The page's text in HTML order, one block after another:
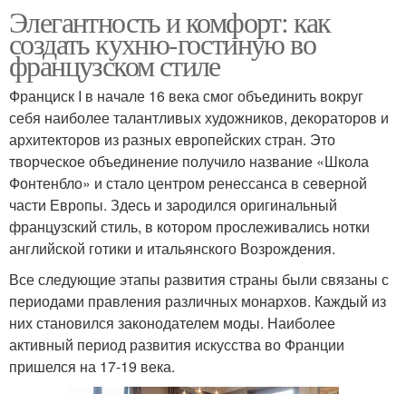
Элегантность и комфорт: как
создать кухню-гостиную во
французском стиле
Франциск I в начале 16 века смог объединить вокруг
себя наиболее талантливых художников, декораторов и
архитекторов из разных европейских стран. Это
творческое объединение получило название «Школа
Фонтенбло» и стало центром ренессанса в северной
части Европы. Здесь и зародился оригинальный
французский стиль, в котором прослеживались нотки
английской готики и итальянского Возрождения.
Все следующие этапы развития страны были связаны с
периодами правления различных монархов. Каждый из
них становился законодателем моды. Наиболее
активный период развития искусства во Франции
пришелся на 17-19 века.